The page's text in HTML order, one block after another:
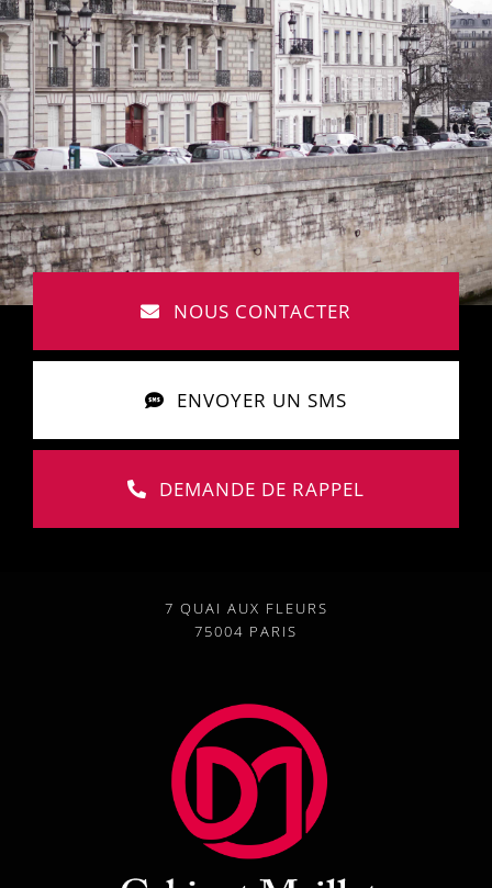
NOUS CONTACTER
ENVOYER UN SMS
DEMANDE DE RAPPEL
7 QUAI AUX FLEURS
75004 PARIS